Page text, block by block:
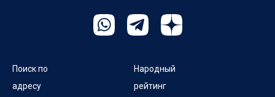
Поиск по
адресу
Народный
рейтинг